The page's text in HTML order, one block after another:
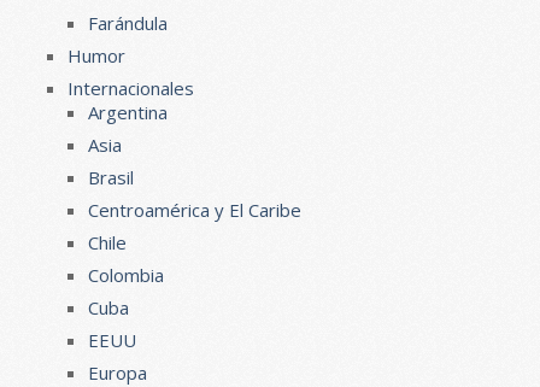
Farándula
Humor
Internacionales
Argentina
Asia
Brasil
Centroamérica y El Caribe
Chile
Colombia
Cuba
EEUU
Europa